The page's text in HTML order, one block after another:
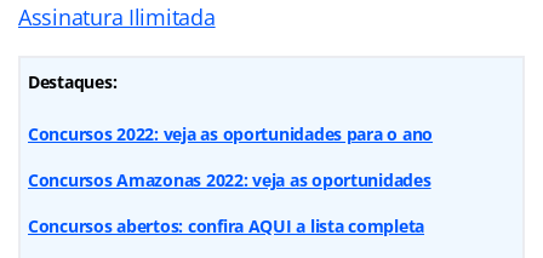
Assinatura Ilimitada
Destaques:
Concursos 2022: veja as oportunidades para o ano
Concursos Amazonas 2022: veja as oportunidades
Concursos abertos: confira AQUI a lista completa